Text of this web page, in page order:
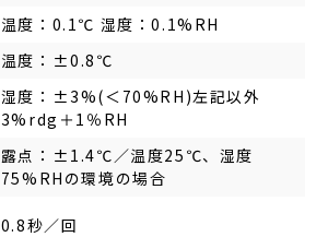
温度：0.1℃ 湿度：0.1%RH
温度：±0.8℃
湿度：±3%(＜70%RH)左記以外
3%rdg＋1％RH
露点：±1.4℃／温度25℃、湿度
75%RHの環境の場合
0.8秒／回